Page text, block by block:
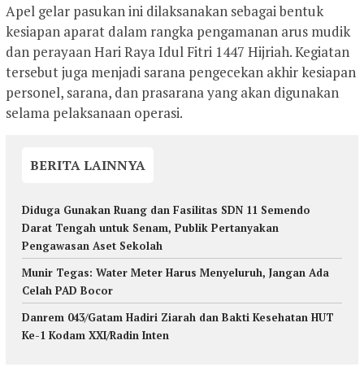
Apel gelar pasukan ini dilaksanakan sebagai bentuk
kesiapan aparat dalam rangka pengamanan arus mudik
dan perayaan Hari Raya Idul Fitri 1447 Hijriah. Kegiatan
tersebut juga menjadi sarana pengecekan akhir kesiapan
personel, sarana, dan prasarana yang akan digunakan
selama pelaksanaan operasi.
BERITA LAINNYA
Diduga Gunakan Ruang dan Fasilitas SDN 11 Semendo
Darat Tengah untuk Senam, Publik Pertanyakan
Pengawasan Aset Sekolah
Munir Tegas: Water Meter Harus Menyeluruh, Jangan Ada
Celah PAD Bocor
Danrem 043/Gatam Hadiri Ziarah dan Bakti Kesehatan HUT
Ke-1 Kodam XXI/Radin Inten